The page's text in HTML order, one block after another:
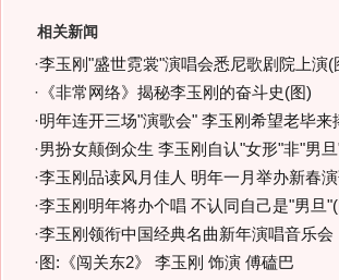
相关新闻
·李玉刚"盛世霓裳"演唱会悉尼歌剧院上演(
· 《非常网络》揭秘李玉刚的奋斗史(图)
·明年连开三场"演歌会" 李玉刚希望老毕来
·男扮女颠倒众生 李玉刚自认"女形"非"男
·李玉刚品读风月佳人 明年一月举办新春
·李玉刚明年将办个唱 不认同自己是"男旦
·李玉刚领衔中国经典名曲新年演唱音乐会
· 图:《闯关东2》 李玉刚 饰演 傅磕巴